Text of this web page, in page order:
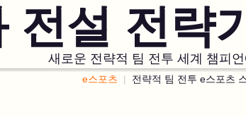
전설 전략
새로운 전략적 팀 전투 세계 챔피
e스포츠 전략적 팀 전투 e스포츠